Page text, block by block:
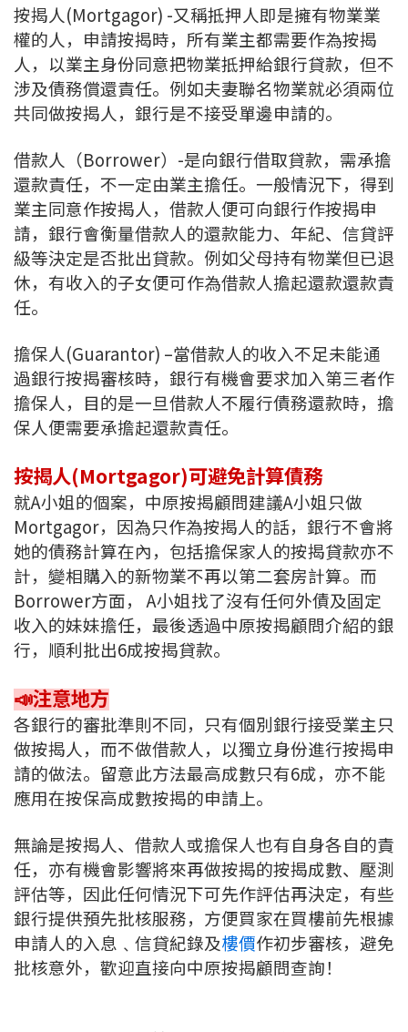
按揭人(Mortgagor) -又稱抵押人即是擁有物業業
權的人，申請按揭時，所有業主都需要作為按揭
人，以業主身份同意把物業抵押給銀行貸款，但不
涉及債務償還責任。例如夫妻聯名物業就必須兩位
共同做按揭人，銀行是不接受單邊申請的。
借款人（Borrower）-是向銀行借取貸款，需承擔
還款責任，不一定由業主擔任。一般情況下，得到
業主同意作按揭人，借款人便可向銀行作按揭申
請，銀行會衡量借款人的還款能力、年紀、信貸評
級等決定是否批出貸款。例如父母持有物業但已退
休，有收入的子女便可作為借款人擔起還款還款責
任。
擔保人(Guarantor) –當借款人的收入不足未能通
過銀行按揭審核時，銀行有機會要求加入第三者作
擔保人，目的是一旦借款人不履行債務還款時，擔
保人便需要承擔起還款責任。
按揭人(Mortgagor)可避免計算債務
就A小姐的個案，中原按揭顧問建議A小姐只做
Mortgagor，因為只作為按揭人的話，銀行不會將
她的債務計算在內，包括擔保家人的按揭貸款亦不
計，變相購入的新物業不再以第二套房計算。而
Borrower方面， A小姐找了沒有任何外債及固定
收入的妹妹擔任，最後透過中原按揭顧問介紹的銀
行，順利批出6成按揭貸款。
📣注意地方
各銀行的審批準則不同，只有個別銀行接受業主只
做按揭人，而不做借款人，以獨立身份進行按揭申
請的做法。留意此方法最高成數只有6成，亦不能
應用在按保高成數按揭的申請上。
無論是按揭人、借款人或擔保人也有自身各自的責
任，亦有機會影響將來再做按揭的按揭成數、壓測
評估等，因此任何情況下可先作評估再決定，有些
銀行提供預先批核服務，方便買家在買樓前先根據
申請人的入息﹑信貸紀錄及樓價作初步審核，避免
批核意外，歡迎直接向中原按揭顧問查詢！